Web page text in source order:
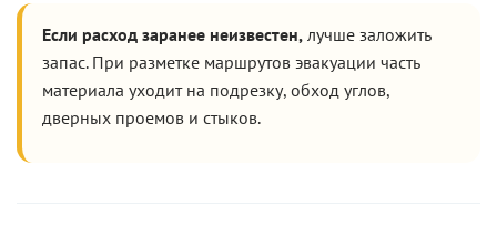
Если расход заранее неизвестен, лучше заложить
запас. При разметке маршрутов эвакуации часть
материала уходит на подрезку, обход углов,
дверных проемов и стыков.